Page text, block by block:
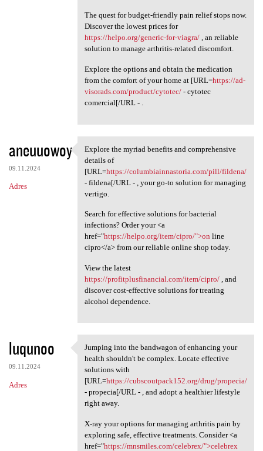
The quest for budget-friendly pain relief stops now.
Discover the lowest prices for
https://helpo.org/generic-for-viagra/, an reliable
solution to manage arthritis-related discomfort.
Explore the options and obtain the medication
from the comfort of your home at [URL=https://ad-
visorads.com/product/cytotec/- cytotec
comercial[/URL - .
aneuuowoy
09.11.2024
Adres
Explore the myriad benefits
Explore the myriad benefits and comprehensive
details of
[URL=https://columbiainnastoria.com/pill/fildena/
- fildena[/URL - , your go-to solution for managing
vertigo.
Search for effective solutions for bacterial
infections? Order your <a
href="https://helpo.org/item/cipro/">on line
cipro</a> from our reliable online shop today.
View the latest
https://profitplusfinancial.com/item/cipro/, and
discover cost-effective solutions for treating
alcohol dependence.
luqunoo
09.11.2024
Adres
Jumping into the bandwagon of
Jumping into the bandwagon of enhancing your
health shouldn't be complex. Locate effective
solutions with
[URL=https://cubscoutpack152.org/drug/propecia/
- propecia[/URL - , and adopt a healthier lifestyle
right away.
X-ray your options for managing arthritis pain by
exploring safe, effective treatments. Consider <a
href="https://mnsmiles.com/celebrex/">celebrex